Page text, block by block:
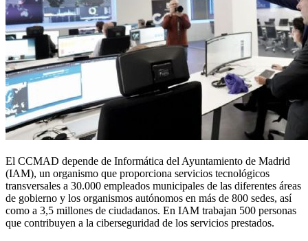
El CCMAD depende de Informática del Ayuntamiento de Madrid
(IAM), un organismo que proporciona servicios tecnológicos
transversales a 30.000 empleados municipales de las diferentes áreas
de gobierno y los organismos autónomos en más de 800 sedes, así
como a 3,5 millones de ciudadanos. En IAM trabajan 500 personas
que contribuyen a la ciberseguridad de los servicios prestados.